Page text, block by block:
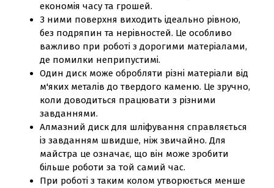
економія часу та грошей.
З ними поверхня виходить ідеально рівною,
без подряпин та нерівностей. Це особливо
важливо при роботі з дорогими матеріалами,
де помилки неприпустимі.
Один диск може обробляти різні матеріали від
м'яких металів до твердого каменю. Це зручно,
коли доводиться працювати з різними
завданнями.
Алмазний диск для шліфування справляється
із завданням швидше, ніж звичайно. Для
майстра це означає, що він може зробити
більше роботи за той самий час.
При роботі з таким колом утворюється менше